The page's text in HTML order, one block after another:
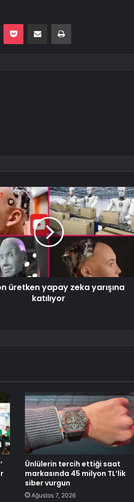
Pocket E-Posta ile paylaş Yazdır
üretken yapay zeka yarışına
katılıyor
Ünlülerin tercih ettiği saat
markasında 45 milyon TL’lik
siber vurgun
Ağustos 7, 2026